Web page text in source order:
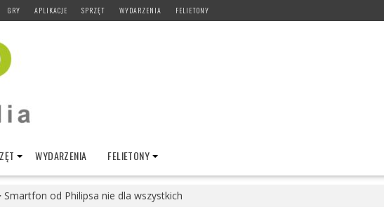
GRY APLIKACJE SPRZĘT WYDARZENIA FELIETONY
WYDARZENIA FELIETONY
Smartfon od Philipsa nie dla wszystkich